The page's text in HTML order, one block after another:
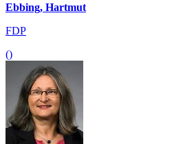
Ebbing, Hartmut
FDP
()